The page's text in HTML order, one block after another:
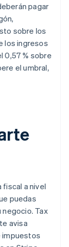
pagar
sobre los
los ingresos
0,57 % sobre
el umbral,
fiscal a nivel
puedas
Tax
avisa
impuestos